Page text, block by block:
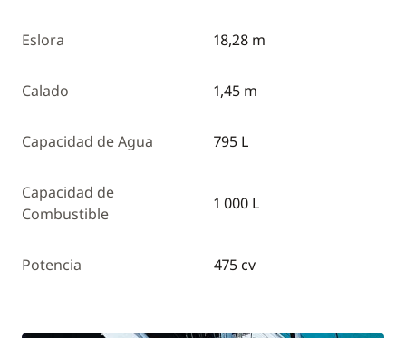
Eslora 18,28 m
Calado 1,45 m
Capacidad de Agua 795 L
Capacidad de
Combustible
1 000 L
Potencia 475 cv